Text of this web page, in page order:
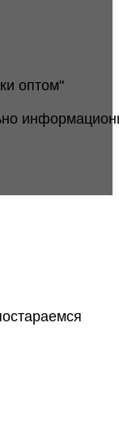
оптом"